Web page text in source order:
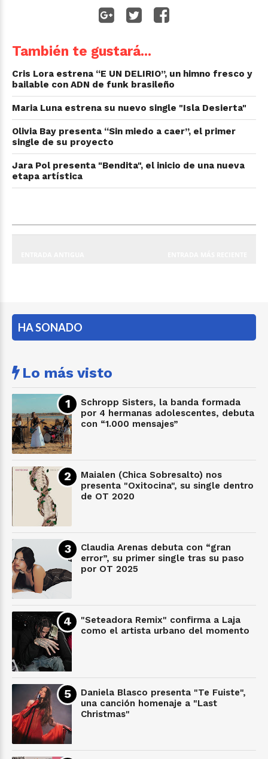
También te gustará...
Cris Lora estrena “E UN DELIRIO”, un himno fresco y
bailable con ADN de funk brasileño
Maria Luna estrena su nuevo single "Isla Desierta"
Olivia Bay presenta “Sin miedo a caer”, el primer
single de su proyecto
Jara Pol presenta "Bendita", el inicio de una nueva
etapa artística
HA SONADO
Lo más visto
Schropp Sisters, la banda formada
por 4 hermanas adolescentes, debuta
con “1.000 mensajes”
Maialen (Chica Sobresalto) nos
presenta "Oxitocina", su single dentro
de OT 2020
Claudia Arenas debuta con “gran
error”, su primer single tras su paso
por OT 2025
"Seteadora Remix" confirma a Laja
como el artista urbano del momento
Daniela Blasco presenta "Te Fuiste",
una canción homenaje a "Last
Christmas"